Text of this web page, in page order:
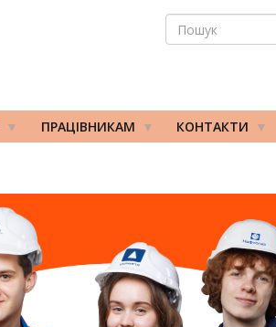
ПОШУК
ПРАЦІВНИКАМ КОНТАКТИ